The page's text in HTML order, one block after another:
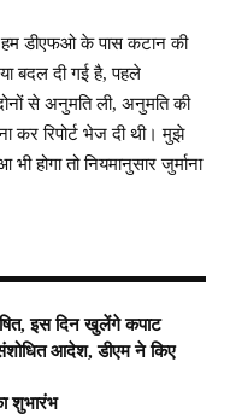
हम डीएफओ के पास कटान की
बदल दी गई है, पहले
से अनुमति ली, अनुमति की
कर रिपोर्ट भेज दी थी। मुझे
होगा तो नियमानुसार जुर्माना
इस दिन खुलेंगे कपाट
आदेश, डीएम ने किए
शुभारंभ